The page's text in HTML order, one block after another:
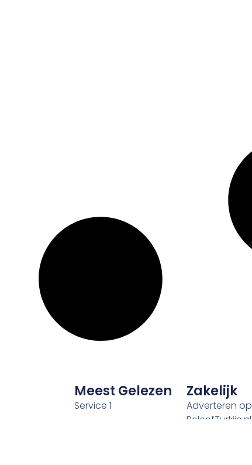
Meest Gelezen
Service 1
Zakelijk
Adverteren op
BeleefTurkije.nl